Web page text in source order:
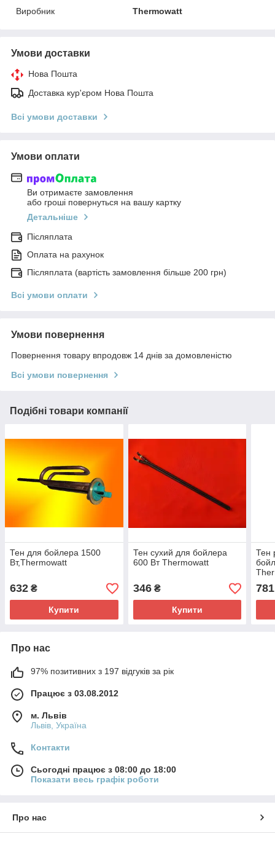
Виробник
Thermowatt
Умови доставки
Нова Пошта
Доставка кур'єром Нова Пошта
Всі умови доставки
Умови оплати
Ви отримаєте замовлення
або гроші повернуться на вашу картку
Детальніше
Післяплата
Оплата на рахунок
Післяплата (вартість замовлення більше 200 грн)
Всі умови оплати
Умови повернення
Повернення товару впродовж 14 днів за домовленістю
Всі умови повернення
Подібні товари компанії
Тен для бойлера 1500
Вт,Тhermowatt
632 ₴
Купити
Тен сухий для бойлера
600 Вт Thermowatt
346₴
Купити
Тен
781
Про нас
97% позитивних з 197 відгуків за рік
Працює з 03.08.2012
м. Львів
Львів, Україна
Контакти
Сьогодні працює з 08:00 до 18:00
Показати весь графік роботи
Про нас